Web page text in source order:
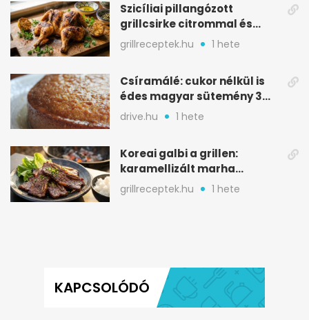
Szicíliai pillangózott
grillcsirke citrommal és
oregánóval
grillreceptek.hu 1 hete
Csíramálé: cukor nélkül is
édes magyar sütemény 3
alapanyagból
drive.hu 1 hete
Koreai galbi a grillen:
karamellizált marha
rövidborda gyorsan
grillreceptek.hu 1 hete
KAPCSOLÓDÓ